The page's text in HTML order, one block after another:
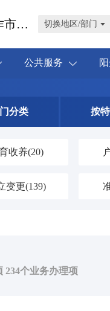
焦作市温县 切换地区/部门
公共服务
分类 按
收养(20)
变更(139)
234个业务办理项